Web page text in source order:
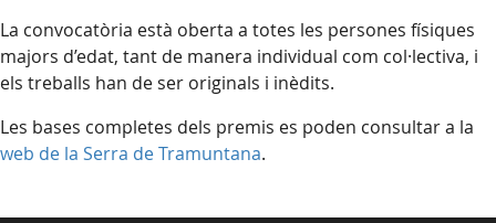
La convocatòria està oberta a totes les persones físiques
majors d’edat, tant de manera individual com col·lectiva, i
els treballs han de ser originals i inèdits.
Les bases completes dels premis es poden consultar a la
web de la Serra de Tramuntana.